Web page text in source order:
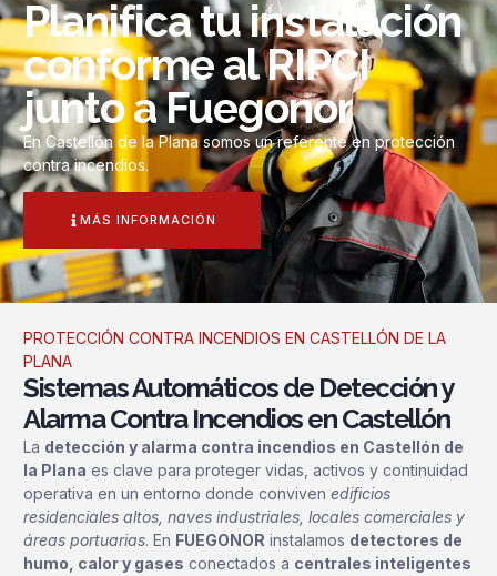
Planifica tu instalación
conforme al RIPCI
junto a Fuegonor
En Castellón de la Plana somos un referente en protección
contra incendios.
MÁS INFORMACIÓN
PROTECCIÓN CONTRA INCENDIOS EN CASTELLÓN DE LA
PLANA
Sistemas Automáticos de Detección y
Alarma Contra Incendios en Castellón
La detección y alarma contra incendios en Castellón de
la Plana es clave para proteger vidas, activos y continuidad
operativa en un entorno donde conviven edificios
residenciales altos, naves industriales, locales comerciales y
áreas portuarias. En FUEGONOR instalamos detectores de
humo, calor y gases conectados a centrales inteligentes